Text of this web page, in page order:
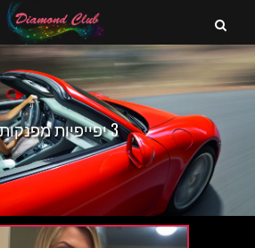
3 יפייפיות מפנקות !